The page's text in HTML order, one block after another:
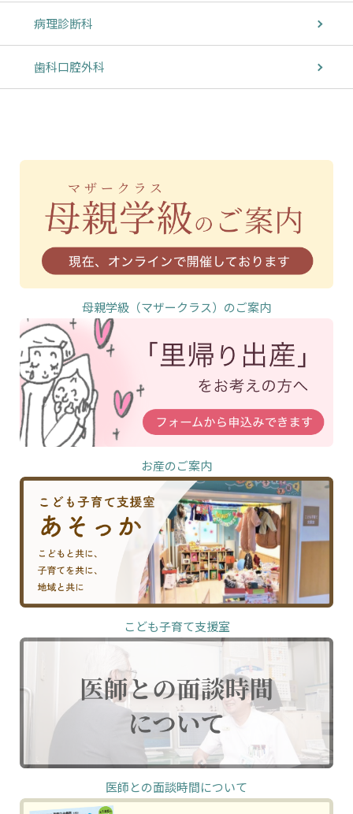
病理診断科
歯科口腔外科
母親学級（マザークラス）のご案内
お産のご案内
こども子育て支援室
医師との面談時間について